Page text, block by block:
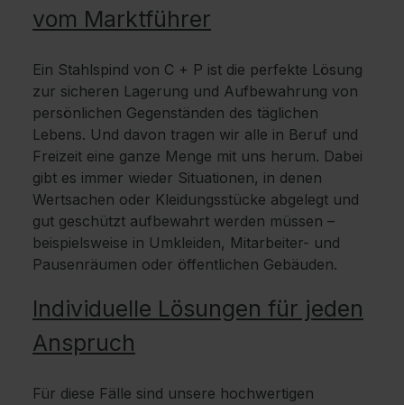
vom Marktführer
Ein Stahlspind von C + P ist die perfekte Lösung
zur sicheren Lagerung und Aufbewahrung von
persönlichen Gegenständen des täglichen
Lebens. Und davon tragen wir alle in Beruf und
Freizeit eine ganze Menge mit uns herum. Dabei
gibt es immer wieder Situationen, in denen
Wertsachen oder Kleidungsstücke abgelegt und
gut geschützt aufbewahrt werden müssen –
beispielsweise in Umkleiden, Mitarbeiter- und
Pausenräumen oder öffentlichen Gebäuden.
Individuelle Lösungen für jeden
Anspruch
Für diese Fälle sind unsere hochwertigen